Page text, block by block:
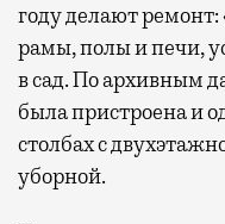
году делают
рамы, полы и печи,
в сад. По архивным
была пристроена и
столбах с
уборной.